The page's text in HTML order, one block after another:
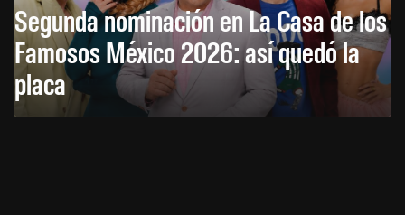
Segunda nominación en La Casa de los
Famosos México 2026: así quedó la
placa